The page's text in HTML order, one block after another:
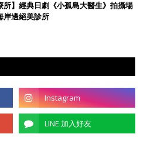
所】經典日劇《小孤島大醫生》拍攝場
邊絕美診所